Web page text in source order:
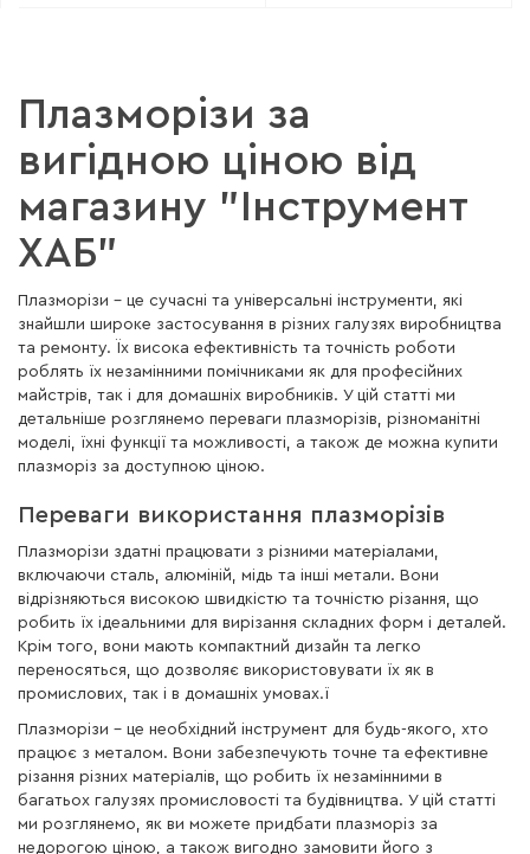
Плазморізи за
вигідною ціною від
магазину "Інструмент
ХАБ"
Плазморізи – це сучасні та універсальні інструменти, які
знайшли широке застосування в різних галузях виробництва
та ремонту. Їх висока ефективність та точність роботи
роблять їх незамінними помічниками як для професійних
майстрів, так і для домашніх виробників. У цій статті ми
детальніше розглянемо переваги плазморізів, різноманітні
моделі, їхні функції та можливості, а також де можна купити
плазморіз за доступною ціною.
Переваги використання плазморізів
Плазморізи здатні працювати з різними матеріалами,
включаючи сталь, алюміній, мідь та інші метали. Вони
відрізняються високою швидкістю та точністю різання, що
робить їх ідеальними для вирізання складних форм і деталей.
Крім того, вони мають компактний дизайн та легко
переносяться, що дозволяє використовувати їх як в
промислових, так і в домашніх умовах.ї
Плазморізи - це необхідний інструмент для будь-якого, хто
працює з металом. Вони забезпечують точне та ефективне
різання різних матеріалів, що робить їх незамінними в
багатьох галузях промисловості та будівництва. У цій статті
ми розглянемо, як ви можете придбати плазморіз за
недорогою ціною, а також вигодно замовити його з